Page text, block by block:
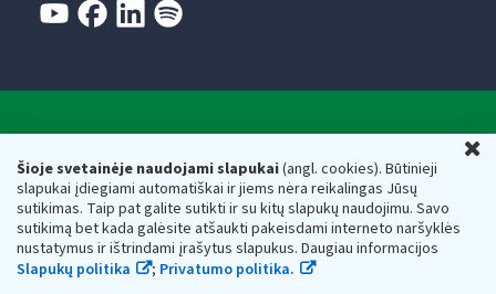
Šioje svetainėje naudojami slapukai(angl. cookies). Būtinieji
slapukai įdiegiami automatiškai ir jiems nėra reikalingas Jūsų
sutikimas. Taip pat galite sutikti ir su kitų slapukų naudojimu. Savo
sutikimą bet kada galėsite atšaukti pakeisdami interneto naršyklės
nustatymus ir ištrindami įrašytus slapukus. Daugiau informacijos
Slapukų politika
; Privatumo politika.
Respublikos finansų ministerijos
Biudžetinė įstaiga. Juridinio asmens kodas — 188659752,
adresas: Vasario 16-osios g. 14, 01107 Vilnius, Lietuva, el.paštas:
vmi@vmi.lt, E. pristatymo dėžutės adresas 188659752
Duomenys apie Valstybinę mokesčių inspekciją prie Lietuvos
Respublikos finansų ministerijos kaupiami ir saugomi Juridinių